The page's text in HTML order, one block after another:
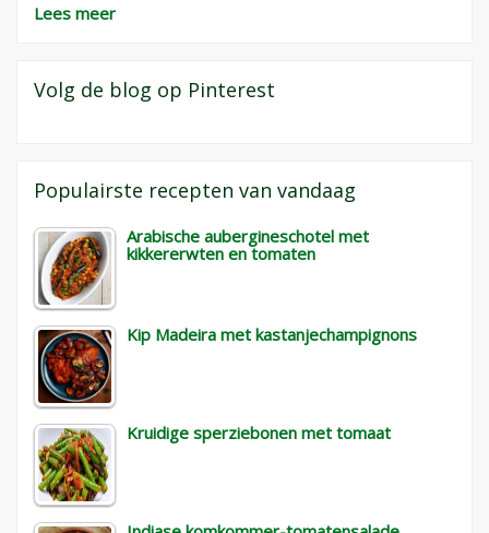
Lees meer
Volg de blog op Pinterest
Populairste recepten van vandaag
Arabische aubergineschotel met
kikkererwten en tomaten
Kip Madeira met kastanjechampignons
Kruidige sperziebonen met tomaat